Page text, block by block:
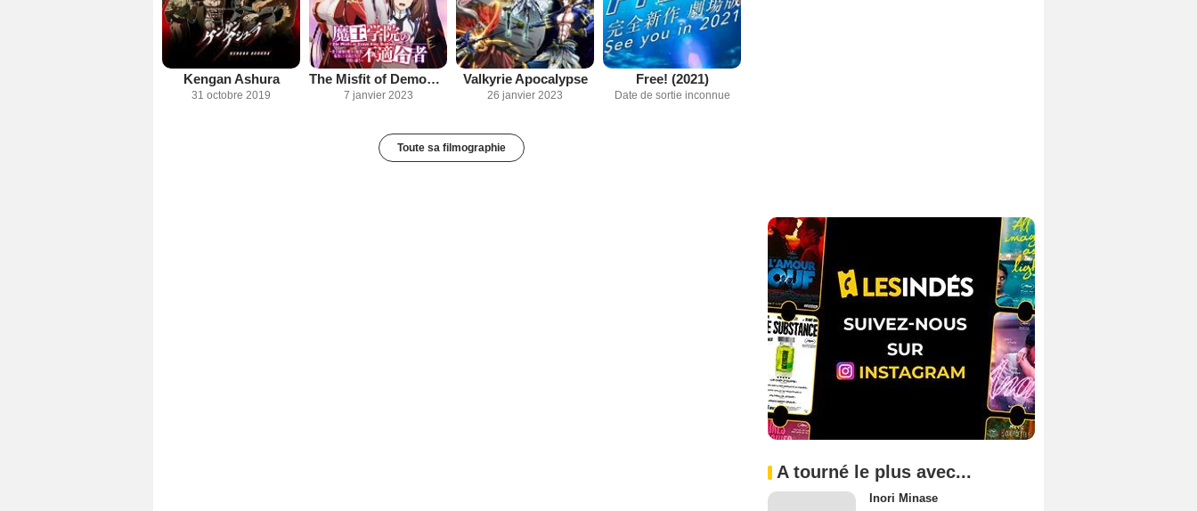
Kengan Ashura
31 octobre 2019
The Misfit of Demon King Academy
7 janvier 2023
Valkyrie Apocalypse
26 janvier 2023
Free! (2021)
Date de sortie inconnue
Toute sa filmographie
A tourné le plus avec...
Inori Minase